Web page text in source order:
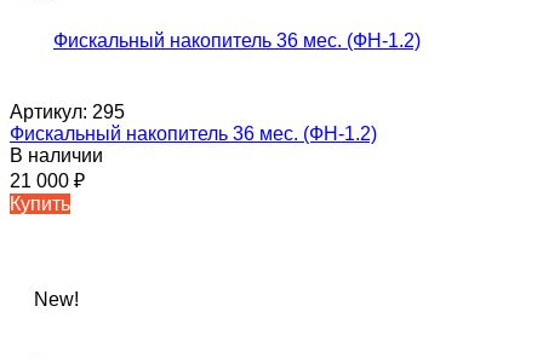
Артикул: 295
Фискальный накопитель 36 мес. (ФН-1.2)
В наличии
21 000 ₽
Купить
New!